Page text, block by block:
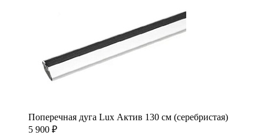
Поперечная дуга Lux Актив 130 см (серебристая)
5 900 ₽